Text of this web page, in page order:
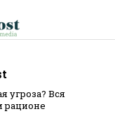
угроза? Вся
рационе